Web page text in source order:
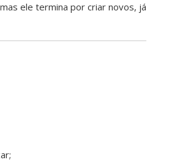
ele termina por criar novos, já